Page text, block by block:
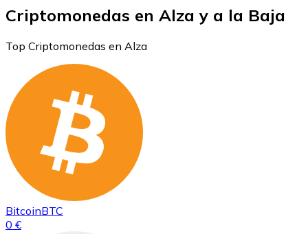
Criptomonedas en Alza y a la Baja
Top Criptomonedas en Alza
BitcoinBTC
0 €